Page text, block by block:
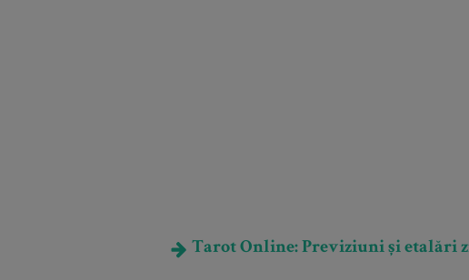
Tarot Online: Previziuni și etalări